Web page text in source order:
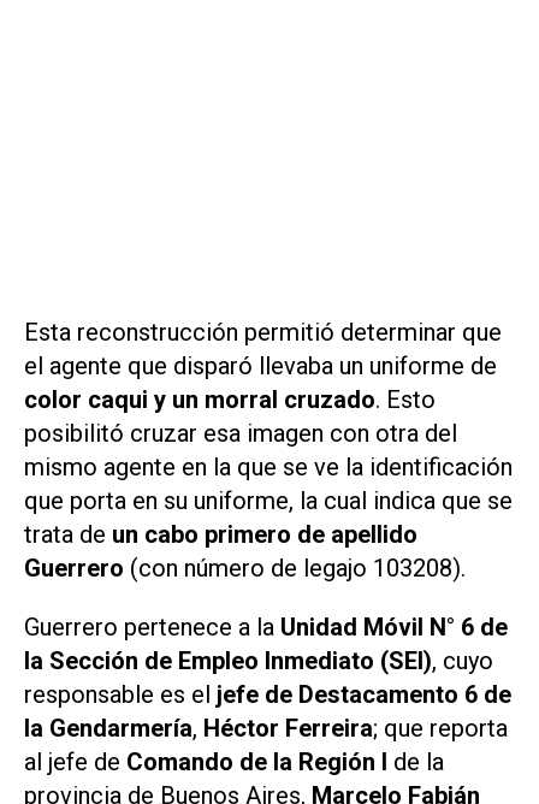
Esta reconstrucción permitió determinar que
el agente que disparó llevaba un uniforme de
color caqui y un morral cruzado. Esto
posibilitó cruzar esa imagen con otra del
mismo agente en la que se ve la identificación
que porta en su uniforme, la cual indica que se
trata de un cabo primero de apellido
Guerrero (con número de legajo 103208).
Guerrero pertenece a la Unidad Móvil N° 6 de
la Sección de Empleo Inmediato (SEI), cuyo
responsable es el jefe de Destacamento 6 de
la Gendarmería, Héctor Ferreira; que reporta
al jefe de Comando de la Región I de la
provincia de Buenos Aires, Marcelo Fabián